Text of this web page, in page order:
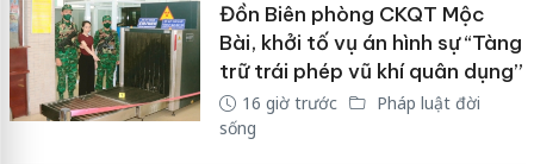
Đồn Biên phòng CKQT Mộc
Bài, khởi tố vụ án hình sự “Tàng
trữ trái phép vũ khí quân dụng”
16 giờ trước
Pháp luật đời
sống